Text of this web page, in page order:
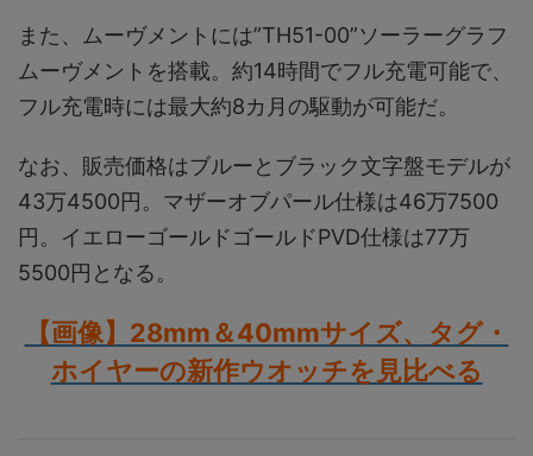
また、ムーヴメントには”TH51-00”ソーラーグラフ
ムーヴメントを搭載。約14時間でフル充電可能で、
フル充電時には最大約8カ月の駆動が可能だ。
なお、販売価格はブルーとブラック文字盤モデルが
43万4500円。マザーオブパール仕様は46万7500
円。イエローゴールドゴールドPVD仕様は77万
5500円となる。
【画像】28mm＆40mmサイズ、タグ・
ホイヤーの新作ウオッチを見比べる